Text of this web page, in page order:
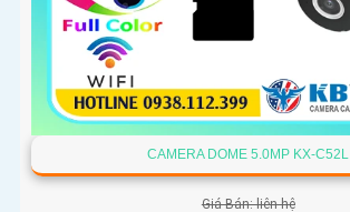
CAMERA DOME 5.0MP KX-C52L
Giá Bán: liên hệ